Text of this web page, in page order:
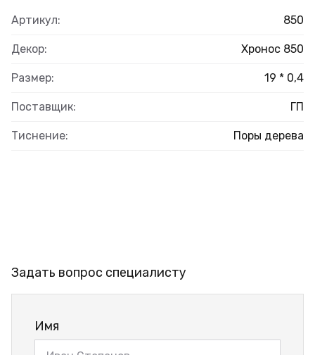
Артикул: 850
Декор: Хронос 850
Размер: 19 * 0,4
Поставщик: ГП
Тиснение: Поры дерева
Задать вопрос специалисту
Имя